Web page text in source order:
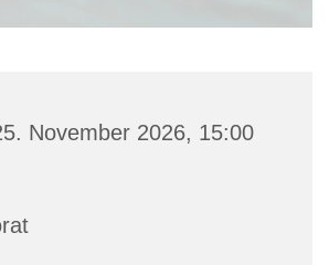
November 2026, 15:00